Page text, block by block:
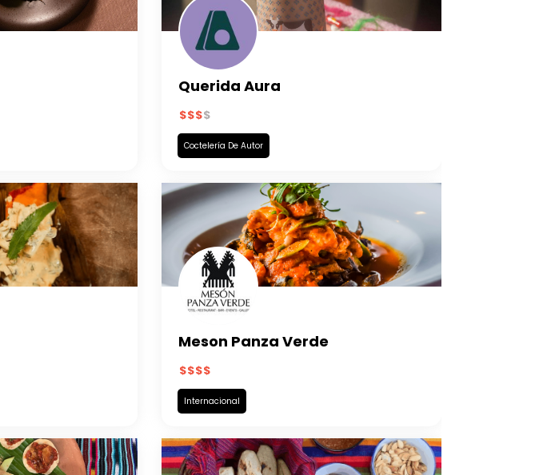
Querida Aura
Coctelería De Autor
Meson Panza Verde
Internacional